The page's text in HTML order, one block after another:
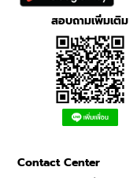
สอบถามเพิ่มเติม
Contact Center